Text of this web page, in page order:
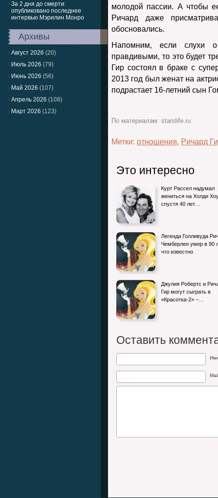
За 2 дня до смерти:
опубликовано последнее
интервью Мэрилин Монро
Архивы
Август 2026 (20)
Июль 2026 (79)
Июнь 2026 (56)
Май 2026 (107)
Апрель 2026 (108)
Март 2026 (123)
молодой пассии. А чтобы
Ричард даже
обосновались.
Напомним, если слухи о
правдивыми, то это будет
Гир состоял в браке с
2013 год был женат на
подрастает 16-летний сын
По материалам: starslife.ru
Метки: отношения, Ричард
Это интересно
Курт Рассел надумал
жениться на Холди
спустя 40 лет…
Легенда Голливуда
Чемберлен умер в 90
что известно
Джулия Робертс и
Гир могут сыграть в
«Красотка-2» –…
Оставить